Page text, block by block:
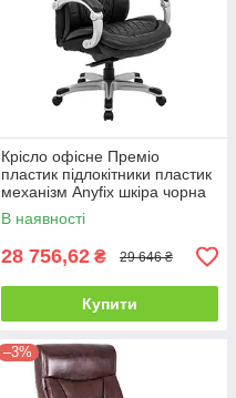
Крісло офісне Преміо
пластик підлокітники пластик
механізм Anyfix шкіра чорна
(Richman ТМ)
В наявності
28 756,62 ₴ 29 646 ₴
Купити
–3%